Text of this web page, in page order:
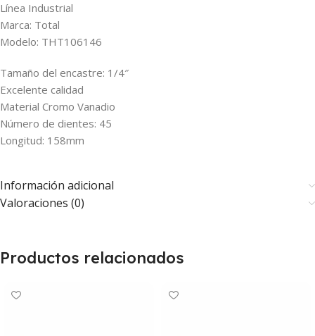
Línea Industrial
Marca: Total
Modelo: THT106146
Tamaño del encastre: 1/4″
Excelente calidad
Material Cromo Vanadio
Número de dientes: 45
Longitud: 158mm
Información adicional
Valoraciones (0)
Productos relacionados